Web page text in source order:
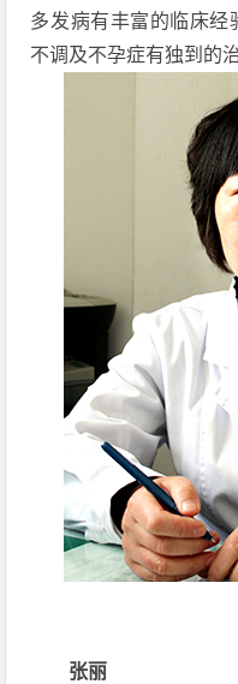
多发病有丰富的临床经
不调及不孕症有独到的
张丽